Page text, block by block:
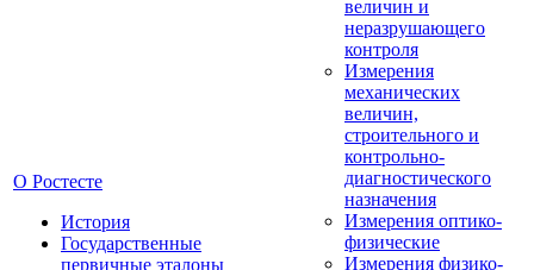
О Ростесте
История
Государственные
первичные эталоны
величин и
неразрушающего
контроля
Измерения
механических
величин,
строительного и
контрольно-
диагностического
назначения
Измерения оптико-
физические
Измерения физико-